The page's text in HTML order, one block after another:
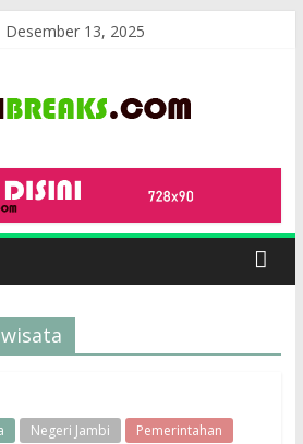
Desember 13, 2025
Negeri Jambi Pemerintahan